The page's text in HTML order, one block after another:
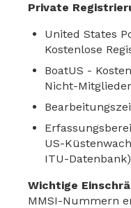
Private
United States
Kostenlose
BoatUS -
Nicht-Mitglieder
US-
ITU-Datenbank)
Wichtige
MMSI-Nummern